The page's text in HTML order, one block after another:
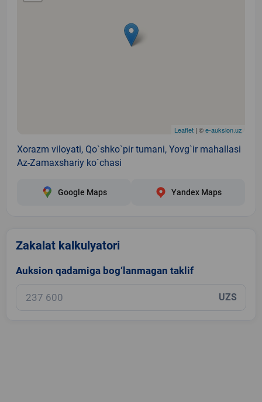
Leaflet | ©e-auksion.uz
Xorazm viloyati, Qo`shko`pir tumani, Yovg`ir mahallasi
Az-Zamaxshariy ko`chasi
Google Maps Yandex Maps
Zakalat kalkulyatori
Auksion qadamiga bog‘lanmagan taklif
UZS